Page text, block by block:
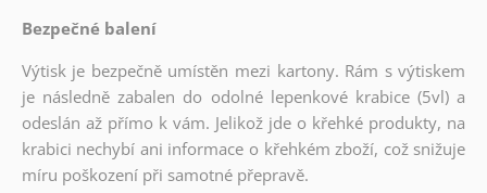
Bezpečné balení
Výtisk je bezpečně umístěn mezi kartony. Rám s výtiskem
je následně zabalen do odolné lepenkové krabice (5vl) a
odeslán až přímo k vám. Jelikož jde o křehké produkty, na
krabici nechybí ani informace o křehkém zboží, což snižuje
míru poškození při samotné přepravě.